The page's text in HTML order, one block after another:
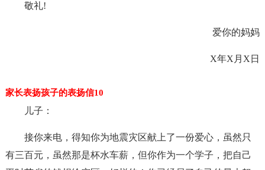
敬礼!
爱你的妈妈
X年X月X日
家长表扬孩子的表扬信10
儿子：
接你来电，得知你为地震灾区献上了一份爱心，虽然只
有三百元，虽然那是杯水车薪，但你作为一个学子，把自己